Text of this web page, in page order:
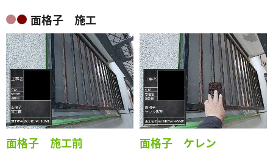
面格子 施工
面格子 施工前 面格子 ケレン